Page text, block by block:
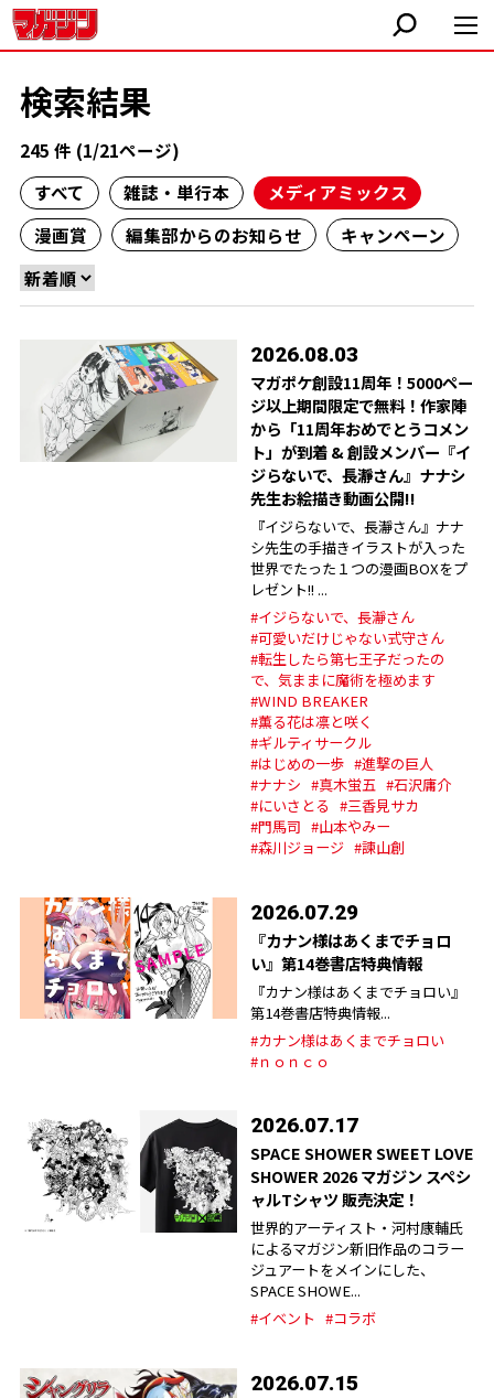
検索結果
245 件 (1/21ページ)
すべて
雑誌・単行本
メディアミックス
漫画賞
編集部からのお知らせ キャンペーン
2026.08.03
マガポケ創設11周年！5000ペー
ジ以上期間限定で無料！作家陣
から「11周年おめでとうコメン
ト」が到着 & 創設メンバー『イ
ジらないで、長瀞さん』ナナシ
先生お絵描き動画公開!!
『イジらないで、長瀞さん』ナナ
シ先生の手描きイラストが入った
世界でたった１つの漫画BOXをプ
レゼント!! ...
#イジらないで、長瀞さん
#可愛いだけじゃない式守さん
#転生したら第七王子だったの
で、気ままに魔術を極めます
#WIND BREAKER
#薫る花は凛と咲く
#ギルティサークル
#はじめの一歩 #進撃の巨人
#ナナシ #真木蛍五 #石沢庸介
#にいさとる #三香見サカ
#門馬司 #山本やみー
#森川ジョージ #諫山創
2026.07.29
『カナン様はあくまでチョロ
い』第14巻書店特典情報
『カナン様はあくまでチョロい』
第14巻書店特典情報...
#カナン様はあくまでチョロい
#ｎｏｎｃｏ
2026.07.17
SPACE SHOWER SWEET LOVE
SHOWER 2026 マガジン スペシ
ャルTシャツ 販売決定！
世界的アーティスト・河村康輔氏
によるマガジン新旧作品のコラー
ジュアートをメインにした、
SPACE SHOWE...
#イベント #コラボ
2026.07.15